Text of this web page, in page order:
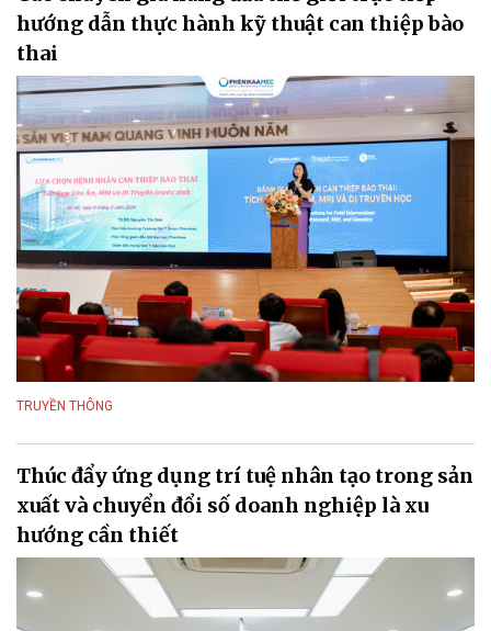
hướng dẫn thực hành kỹ thuật can thiệp bào
thai
TRUYỀN THÔNG
Thúc đẩy ứng dụng trí tuệ nhân tạo trong sản
xuất và chuyển đổi số doanh nghiệp là xu
hướng cần thiết